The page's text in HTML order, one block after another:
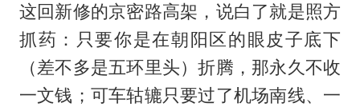
这回新修的京密路高架，说白了就是照方
抓药：只要你是在朝阳区的眼皮子底下
（差不多是五环里头）折腾，那永久不收
一文钱；可车轱辘只要过了机场南线、一